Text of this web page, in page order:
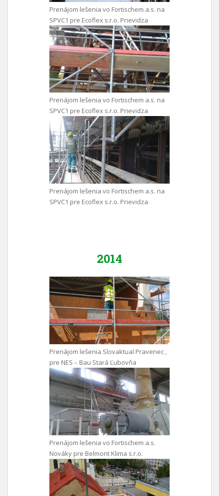
Prenájom lešenia vo Fortischem a.s. na
SPVC1 pre Ecoflex s.r.o. Prievidza
Prenájom lešenia vo Fortischem a.s. na
SPVC1 pre Ecoflex s.r.o. Prievidza
Prenájom lešenia vo Fortischem a.s. na
SPVC1 pre Ecoflex s.r.o. Prievidza
2014
Prenájom lešenia Slovaktual Pravenec ,
pre NES – Bau Stará Ľubovňa
Prenájom lešenia vo Fortischem a.s.
Nováky pre Belmont Klima s.r.o.